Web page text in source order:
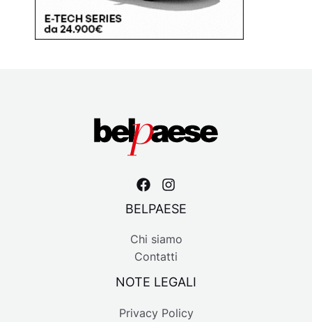
BELPAESE
Chi siamo
Contatti
NOTE LEGALI
Privacy Policy